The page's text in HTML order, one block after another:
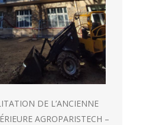
DE L’ANCIENNE
AGROPARISTECH –